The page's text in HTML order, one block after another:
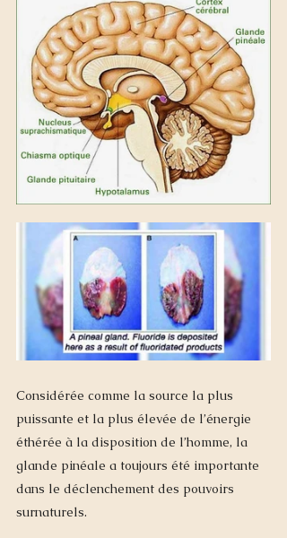
Considérée comme la source la plus
puissante et la plus élevée de l’énergie
éthérée à la disposition de l’homme, la
glande pinéale a toujours été importante
dans le déclenchement des pouvoirs
surnaturels.